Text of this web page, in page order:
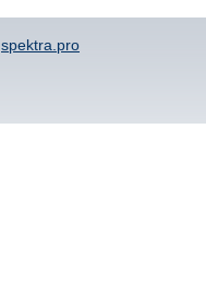
spektra.pro